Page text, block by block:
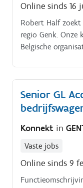
Online sinds 16
Robert Half
regio Genk. Onze
Belgische
Senior GL
Konnekt in
Vaste jobs
Online sinds 9